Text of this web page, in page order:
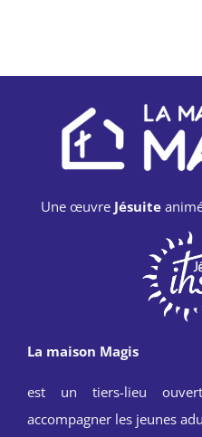
Une œuvre Jésuite
La maison Magis
est un tiers-lieu
accompagner les jeunes